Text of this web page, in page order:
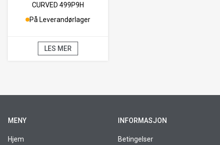
CURVED 499P9H
På Leverandørlager
LES MER
MENY
Hjem
INFORMASJON
Betingelser